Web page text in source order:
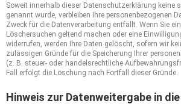
Soweit innerhalb dieser Datenschutzerklärung keine
genannt wurde, verbleiben Ihre personenbezogenen
Zweck für die Datenverarbeitung entfällt. Wenn Sie
Löschersuchen geltend machen oder eine
widerrufen, werden Ihre Daten gelöscht, sofern wir
zulässigen Gründe für die Speicherung Ihrer
(z. B. steuer- oder handelsrechtliche
Fall erfolgt die Löschung nach Fortfall dieser Gründe.
Hinweis zur Datenweitergabe in die